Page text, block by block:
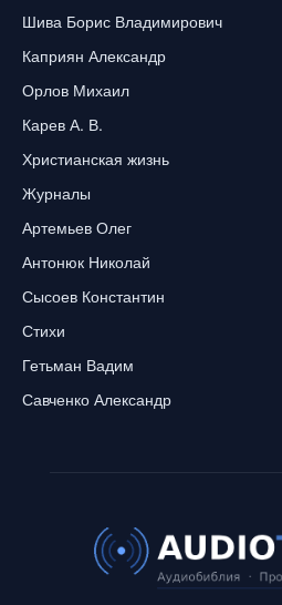
Шива Борис Владимирович
Каприян Александр
Орлов Михаил
Карев А. В.
Христианская жизнь
Журналы
Артемьев Олег
Антонюк Николай
Сысоев Константин
Стихи
Гетьман Вадим
Савченко Александр